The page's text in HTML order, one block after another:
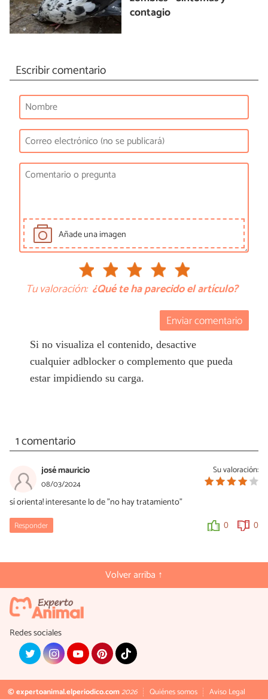
contagio
Escribir comentario
Añade una imagen
Tu valoración: ¿Qué te ha parecido el artículo?
Enviar comentario
Si no visualiza el contenido, desactive
cualquier adblocker o complemento que pueda
estar impidiendo su carga.
1 comentario
Su valoración:
josé mauricio
08/03/2024
sí orienta! interesante lo de "no hay tratamiento"
Responder 0 0
Volver arriba ↑
Redes sociales
© expertoanimal.elperiodico.com2026 Quiénes somos Aviso Legal